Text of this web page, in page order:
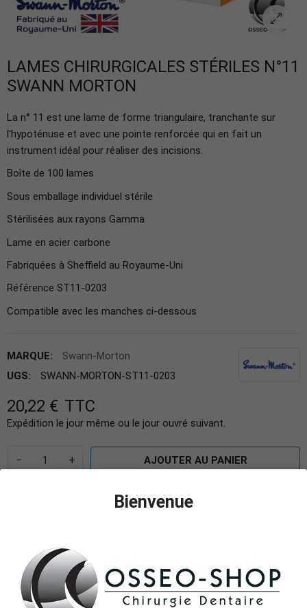
LAMES CHIRURGICALES STÉRILES N°11
SWANN MORTON
La n° 11 est une lame de forme triangulaire, tranchante sur
l'hypoténuse et avec une pointe renforcée qui en fait un
instrument idéal pour réaliser des incisions.
Boîte de 100 lames
Sous emballage individuel stérile
Stérilisées aux rayons Gamma
Lame en acier carbone
Fabriquées à Sheffield au Royaume-Uni
Référence ST11-0203
Compatible avec les manches ci-dessous
MARQUE:
Swann-Morton
UGS:
SWANN-MORTON-ST11-0203
20,22 € TTC
Expédition le jour même ou le jour ouvré suivant.
− + AJOUTER AU PANIER
Ajouter à la liste des favorisBienvenue